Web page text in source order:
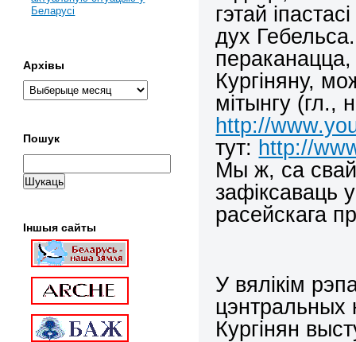
гэтай
дух
пераканацца,
Кургіняну,
мітынгу (гл.,
http://
тут: http://
Мы ж, са
зафіксаваць
расейскага
У вялікім
цэнтральных
Кургінян
Беларусі
Архівы
Пошук
Іншыя сайты